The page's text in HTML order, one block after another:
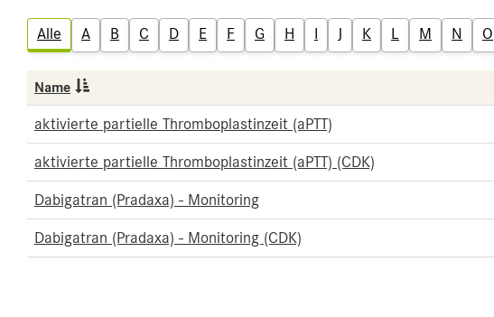
Alle A B C D E F G H I J K L M N O
Name
aktivierte partielle Thromboplastinzeit (aPTT)
aktivierte partielle Thromboplastinzeit (aPTT) (CDK)
Dabigatran (Pradaxa) - Monitoring
Dabigatran (Pradaxa) - Monitoring (CDK)